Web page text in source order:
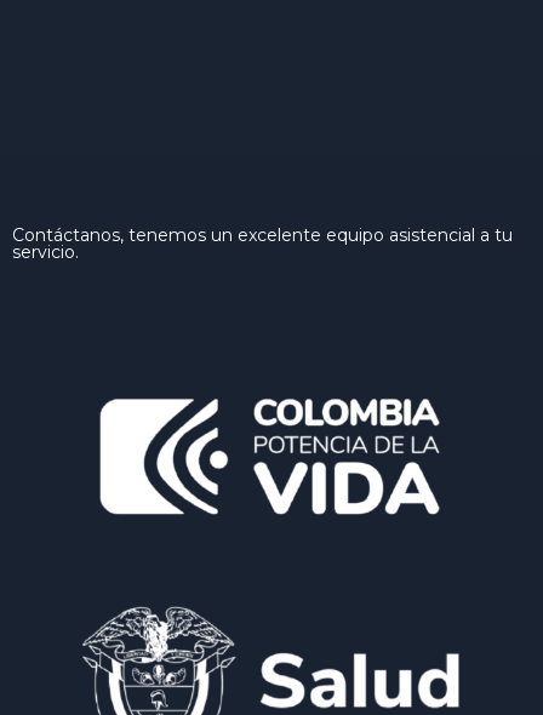
Contáctanos, tenemos un excelente equipo asistencial a tu
servicio.